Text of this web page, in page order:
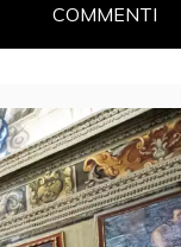
COMMENTI